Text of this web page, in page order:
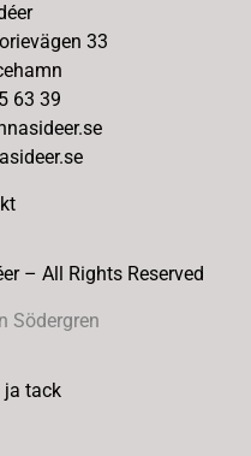
33
63 39
– All Rights Reserved
Södergren
ja tack